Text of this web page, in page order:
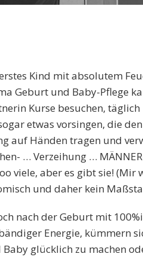
Kind mit absolutem
Geburt und Baby-Pflege
Kurse besuchen,
etwas vorsingen, die
auf Händen tragen und
… Verzeihung …
viele, aber es gibt sie! (Mir
und daher kein
nach der Geburt mit
Energie, kümmern
glücklich zu machen